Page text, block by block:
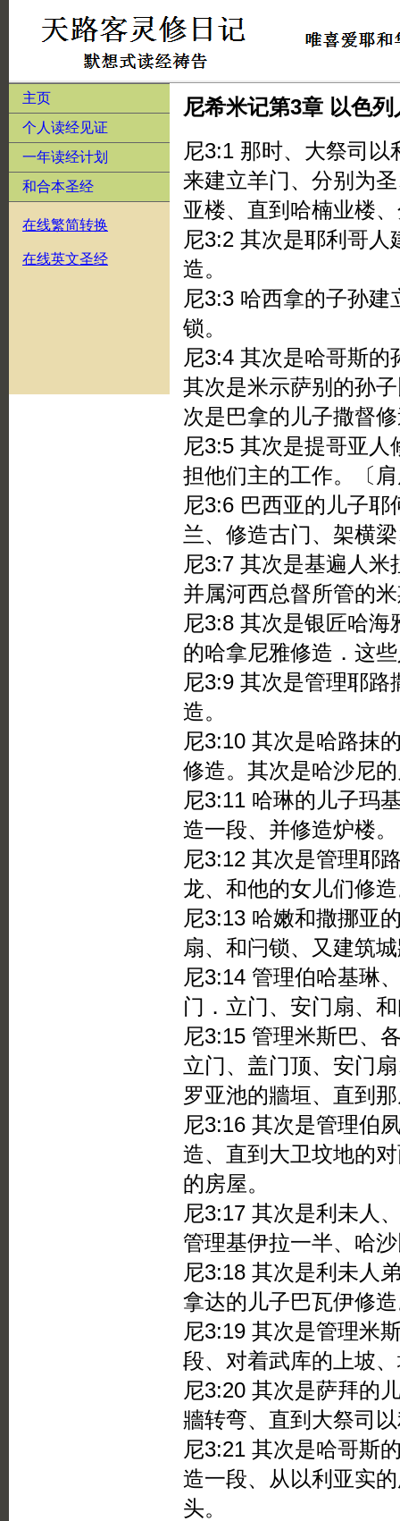
主页
个人读经见证
一年读经计划
和合本圣经
在线繁简转换
在线英文圣经
尼希米记第3章 以色
尼3:1 那时、大祭司
来建立羊门、分别为
亚楼、直到哈楠业楼
尼3:2 其次是耶利哥
造。
尼3:3 哈西拿的子孙
锁。
尼3:4 其次是哈哥斯
其次是米示萨别的孙
次是巴拿的儿子撒督
尼3:5 其次是提哥亚
担他们主的工作。〔
尼3:6 巴西亚的儿子
兰、修造古门、架横
尼3:7 其次是基遍人
并属河西总督所管的
尼3:8 其次是银匠哈
的哈拿尼雅修造．这
尼3:9 其次是管理耶
造。
尼3:10 其次是哈路抹
修造。其次是哈沙尼
尼3:11 哈琳的儿子玛
造一段、并修造炉楼。
尼3:12 其次是管理耶
龙、和他的女儿们修
尼3:13 哈嫩和撒挪亚
扇、和闩锁、又建筑
尼3:14 管理伯哈基琳
门．立门、安门扇、
尼3:15 管理米斯巴、
立门、盖门顶、安门
罗亚池的牆垣、直到
尼3:16 其次是管理伯
造、直到大卫坟地的
的房屋。
尼3:17 其次是利未人
管理基伊拉一半、哈
尼3:18 其次是利未人
拿达的儿子巴瓦伊修
尼3:19 其次是管理米
段、对着武库的上坡
尼3:20 其次是萨拜的
牆转弯、直到大祭司
尼3:21 其次是哈哥斯
造一段、从以利亚实
头。